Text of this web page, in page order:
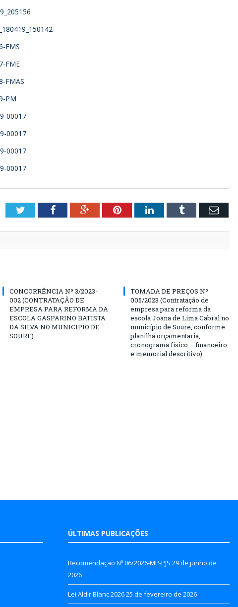
FMS
FME
FMAS
PM
00017
00017
00017
00017
TwitterFacebookGoogle+PinterestLinkedInTumblr Email
CONCORRÊNCIA Nº 3/2023-
002 (CONTRATAÇÃO DE
EMPRESA PARA REFORMA DA
ESCOLA GASPARINO BATISTA
DA SILVA NO MUNICIPIO DE
SOURE)
TOMADA DE PREÇOS Nº
005/2023 (Contratação de
empresa para reforma da
escola Joana de Lima Cabral no
município de Soure, conforme
planilha orçamentaria,
cronograma físico – financeiro
e memorial descritivo)
ÚLTIMAS PUBLICAÇÕES
Recomendação Nº 06/2026-MP-PJS 29 de junho de
2026
Lei Aldir Blanc 202625 de fevereiro de 2026